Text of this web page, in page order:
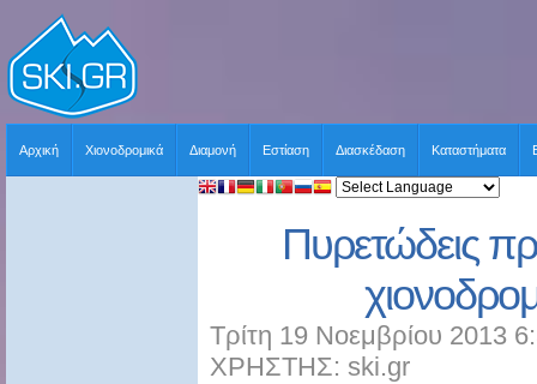
Αρχική Χιονοδρομικά Διαμονή Εστίαση Διασκέδαση Καταστήματα
Πυρετώδεις
Τρίτη 19 Νοεμβρίου 2013
ΧΡΗΣΤΗΣ: ski.gr